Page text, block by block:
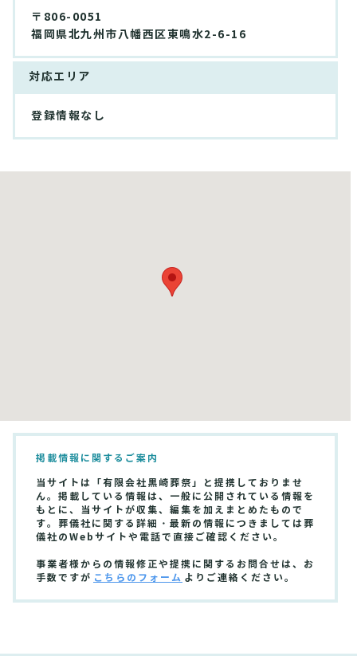
〒806-0051
福岡県北九州市八幡西区東鳴水2-6-16
対応エリア
登録情報なし
掲載情報に関するご案内
当サイトは「有限会社黒崎葬祭」と提携しておりませ
ん。掲載している情報は、一般に公開されている情報を
もとに、当サイトが収集、編集を加えまとめたもので
す。葬儀社に関する詳細・最新の情報につきましては葬
儀社のWebサイトや電話で直接ご確認ください。
事業者様からの情報修正や提携に関するお問合せは、お
手数ですが こちらのフォーム よりご連絡ください。